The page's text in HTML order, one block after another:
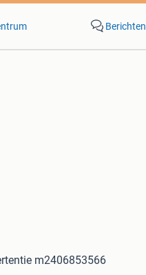
Berichten
m2406853566